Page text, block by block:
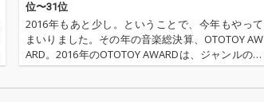
位〜31位
2016年もあと少し。ということで、今年もやって
まいりました。その年の音楽総決算、OTOTOY AW
ARD。2016年のOTOTOY AWARDは、ジャンルの垣
根をぶち抜いて、総合チャートとして、アルバ